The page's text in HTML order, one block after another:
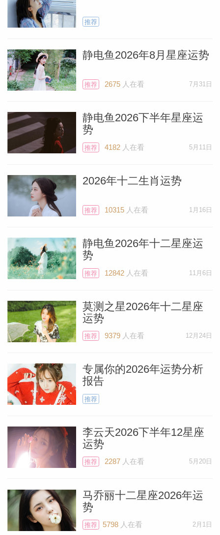
推荐
静电鱼2026年8月星座运势
推荐 2675人在看 7月31日
静电鱼2026下半年星座运
势
推荐 4182人在看 5月11日
2026年十二生肖运势
推荐 10315人在看 1月16日
静电鱼2026年十二星座运
势
推荐 12842人在看 11月6日
莫测之星2026年十二星座
运势
推荐 9379人在看 12月24日
专属你的2026年运势分析
报告
推荐
李云天2026下半年12星座
运势
推荐 2287人在看 5月20日
马乔丽十二星座2026年运
势
推荐 5798人在看 2月1日